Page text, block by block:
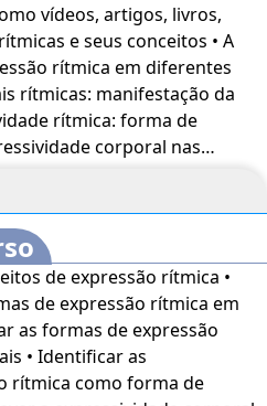
vídeos, artigos, livros,
rítmica em diferentes
rítmicas: manifestação da
rítmica: forma de
corporal nas
de expressão rítmica •
de expressão rítmica em
as formas de expressão
• Identificar as
rítmica como forma de